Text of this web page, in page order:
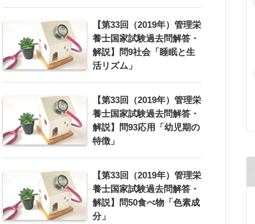
【第33回（2019年）管理栄
養士国家試験過去問解答・
解説】問9社会「睡眠と生
活リズム」
【第33回（2019年）管理栄
養士国家試験過去問解答・
解説】問93応用「幼児期の
特徴」
【第33回（2019年）管理栄
養士国家試験過去問解答・
解説】問50食べ物「色素成
分」